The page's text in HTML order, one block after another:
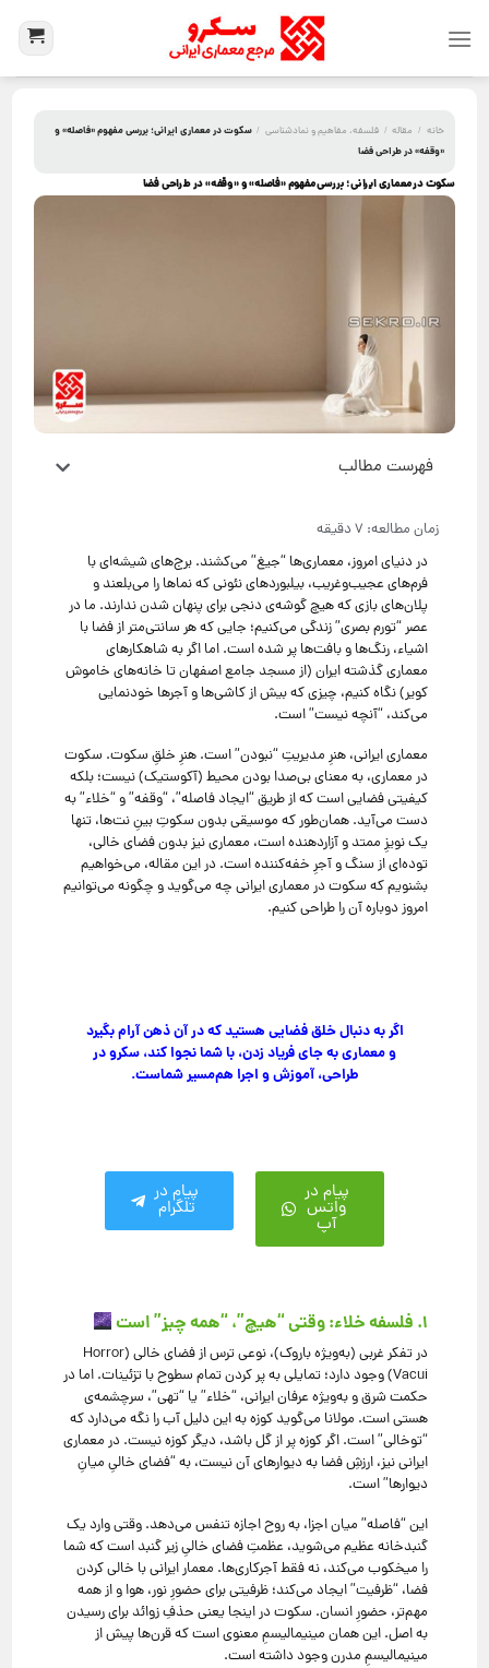
خانه / مقاله / فلسفه، مفاهیم و نمادشناسی / سکوت در معماری ایرانی؛ بررسی مفهوم «فاصله» و
«وقفه» در طراحی فضا
سکوت در معماری ایرانی؛ بررسی مفهوم «فاصله» و «وقفه» در طراحی فضا
فهرست مطالب
در دنیای امروز، معماری‌ها “جیغ” می‌کشند. برج‌های شیشه‌ای با
فرم‌های عجیب‌وغریب، بیلبوردهای نئونی که نماها را می‌بلعند و
پلان‌های بازی که هیچ گوشه‌ی دنجی برای پنهان شدن ندارند. ما در
عصر “تورم بصری” زندگی می‌کنیم؛ جایی که هر سانتی‌متر از فضا با
اشیاء، رنگ‌ها و بافت‌ها پر شده است. اما اگر به شاهکارهای
معماری گذشته ایران (از مسجد جامع اصفهان تا خانه‌های خاموش
کویر) نگاه کنیم، چیزی که بیش از کاشی‌ها و آجرها خودنمایی
می‌کند، “آنچه نیست” است.
معماری ایرانی، هنرِ مدیریتِ “نبودن” است. هنرِ خلقِ سکوت. سکوت
در معماری، به معنای بی‌صدا بودن محیط (آکوستیک) نیست؛ بلکه
کیفیتی فضایی است که از طریق “ایجاد فاصله”، “وقفه” و “خلاء” به
دست می‌آید. همان‌طور که موسیقی بدون سکوتِ بینِ نت‌ها، تنها
یک نویزِ ممتد و آزاردهنده است، معماری نیز بدون فضای خالی،
توده‌ای از سنگ و آجرِ خفه‌کننده است. در این مقاله، می‌خواهیم
بشنویم که سکوت در معماری ایرانی چه می‌گوید و چگونه می‌توانیم
امروز دوباره آن را طراحی کنیم.
اگر به دنبال خلق فضایی هستید که در آن ذهن آرام بگیرد
و معماری به جای فریاد زدن، با شما نجوا کند، سکرو در
طراحی، آموزش و اجرا هم‌مسیر شماست.
پیام در
واتس
آپ
پیام در
تلگرام
۱. فلسفه خلاء: وقتی “هیچ”، “همه چیز” است
در تفکر غربی (به‌ویژه باروک)، نوعی ترس از فضای خالی (Horror
Vacui) وجود دارد؛ تمایلی به پر کردن تمام سطوح با تزئینات. اما در
حکمت شرق و به‌ویژه عرفان ایرانی، “خلاء” یا “تهی”، سرچشمه‌ی
هستی است. مولانا می‌گوید کوزه به این دلیل آب را نگه می‌دارد که
“توخالی” است. اگر کوزه پر از گل باشد، دیگر کوزه نیست. در معماری
ایرانی نیز، ارزشِ فضا به دیوارهای آن نیست، به “فضای خالیِ میانِ
دیوارها” است.
این “فاصله” میان اجزا، به روح اجازه تنفس می‌دهد. وقتی وارد یک
گنبدخانه عظیم می‌شوید، عظمتِ فضای خالیِ زیر گنبد است که شما
را میخکوب می‌کند، نه فقط آجرکاری‌ها. معمار ایرانی با خالی کردن
فضا، “ظرفیت” ایجاد می‌کند؛ ظرفیتی برای حضورِ نور، هوا و از همه
مهم‌تر، حضورِ انسان. سکوت در اینجا یعنی حذفِ زوائد برای رسیدن
به اصل. این همان مینیمالیسمِ معنوی است که قرن‌ها پیش از
مینیمالیسمِ مدرن وجود داشته است.